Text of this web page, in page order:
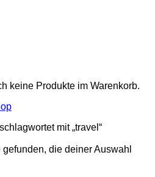
keine Produkte im Warenkorb.
mit „travel“
die deiner Auswahl